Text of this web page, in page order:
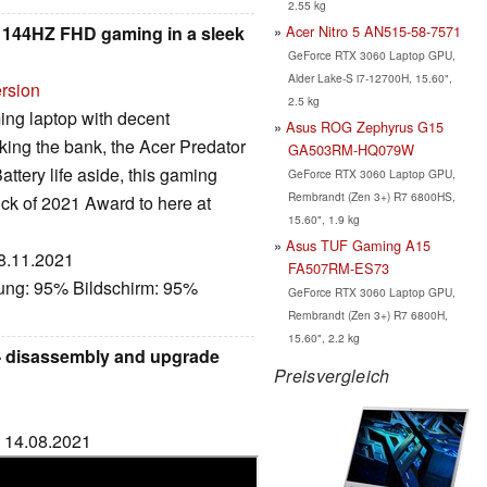
FHD gaming in a sleek
laptop with decent
the bank, the Acer Predator
life aside, this gaming
of 2021 Award to here at
95% Bildschirm: 95%
disassembly and upgrade
2.55 kg
Acer Nitro 5 AN515-58-7571
GeForce RTX 3060 Laptop GPU,
Alder Lake-S i7-12700H, 15.60",
2.5 kg
Asus ROG Zephyrus G15
GA503RM-HQ079W
GeForce RTX 3060 Laptop GPU,
Rembrandt (Zen 3+) R7 6800HS,
15.60", 1.9 kg
Asus TUF Gaming A15
FA507RM-ES73
GeForce RTX 3060 Laptop GPU,
Rembrandt (Zen 3+) R7 6800H,
15.60", 2.2 kg
Preisvergleich